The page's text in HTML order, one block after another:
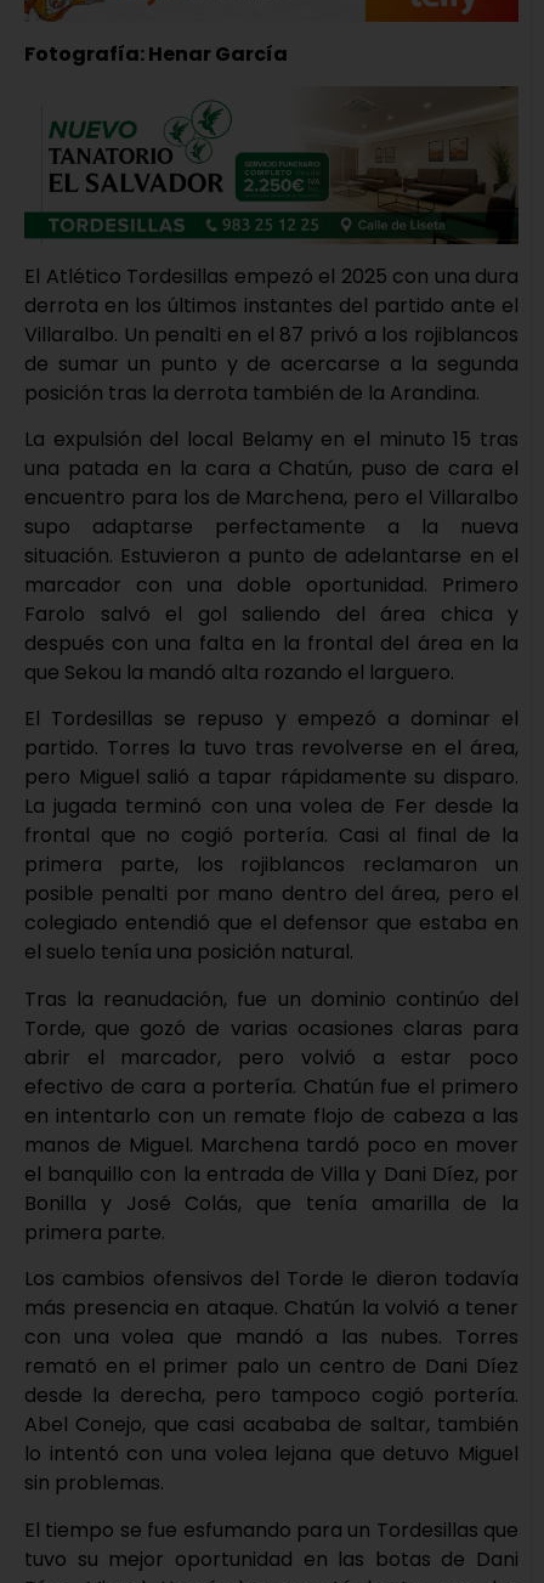
Fotografía: Henar García
El Atlético Tordesillas empezó el 2025 con una dura
derrota en los últimos instantes del partido ante el
Villaralbo. Un penalti en el 87 privó a los rojiblancos
de sumar un punto y de acercarse a la segunda
posición tras la derrota también de la Arandina.
La expulsión del local Belamy en el minuto 15 tras
una patada en la cara a Chatún, puso de cara el
encuentro para los de Marchena, pero el Villaralbo
supo adaptarse perfectamente a la nueva
situación. Estuvieron a punto de adelantarse en el
marcador con una doble oportunidad. Primero
Farolo salvó el gol saliendo del área chica y
después con una falta en la frontal del área en la
que Sekou la mandó alta rozando el larguero.
El Tordesillas se repuso y empezó a dominar el
partido. Torres la tuvo tras revolverse en el área,
pero Miguel salió a tapar rápidamente su disparo.
La jugada terminó con una volea de Fer desde la
frontal que no cogió portería. Casi al final de la
primera parte, los rojiblancos reclamaron un
posible penalti por mano dentro del área, pero el
colegiado entendió que el defensor que estaba en
el suelo tenía una posición natural.
Tras la reanudación, fue un dominio continúo del
Torde, que gozó de varias ocasiones claras para
abrir el marcador, pero volvió a estar poco
efectivo de cara a portería. Chatún fue el primero
en intentarlo con un remate flojo de cabeza a las
manos de Miguel. Marchena tardó poco en mover
el banquillo con la entrada de Villa y Dani Díez, por
Bonilla y José Colás, que tenía amarilla de la
primera parte.
Los cambios ofensivos del Torde le dieron todavía
más presencia en ataque. Chatún la volvió a tener
con una volea que mandó a las nubes. Torres
remató en el primer palo un centro de Dani Díez
desde la derecha, pero tampoco cogió portería.
Abel Conejo, que casi acababa de saltar, también
lo intentó con una volea lejana que detuvo Miguel
sin problemas.
El tiempo se fue esfumando para un Tordesillas que
tuvo su mejor oportunidad en las botas de Dani